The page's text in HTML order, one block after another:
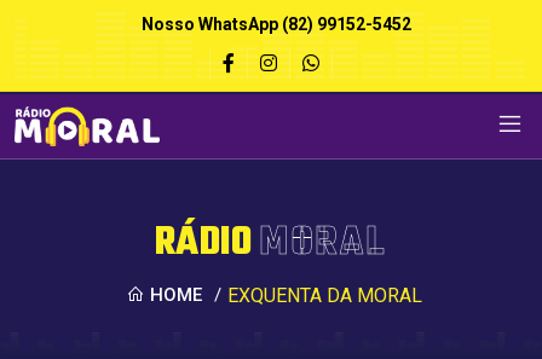
Nosso WhatsApp (82) 99152-5452
RÁDIOMORAL
HOME / EXQUENTA DA MORAL